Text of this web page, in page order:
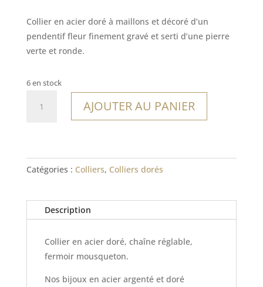
Collier en acier doré à maillons et décoré d’un
pendentif fleur finement gravé et serti d’une pierre
verte et ronde.
6 en stock
AJOUTER AU PANIER
Catégories : Colliers, Colliers dorés
Description
Collier en acier doré, chaîne réglable,
fermoir mousqueton.
Nos bijoux en acier argenté et doré